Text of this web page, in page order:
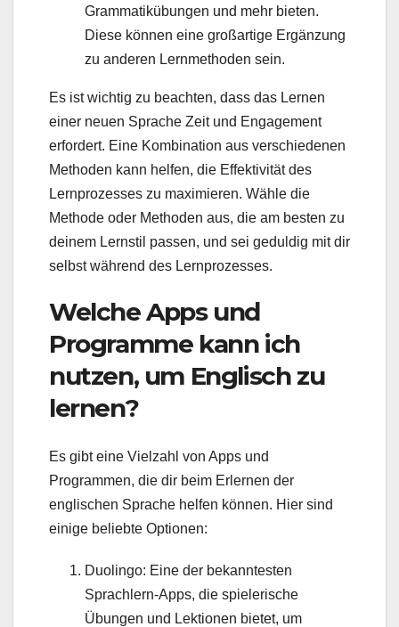
Grammatikübungen und mehr bieten.
Diese können eine großartige Ergänzung
zu anderen Lernmethoden sein.
Es ist wichtig zu beachten, dass das Lernen
einer neuen Sprache Zeit und Engagement
erfordert. Eine Kombination aus verschiedenen
Methoden kann helfen, die Effektivität des
Lernprozesses zu maximieren. Wähle die
Methode oder Methoden aus, die am besten zu
deinem Lernstil passen, und sei geduldig mit dir
selbst während des Lernprozesses.
Welche Apps und
Programme kann ich
nutzen, um Englisch zu
lernen?
Es gibt eine Vielzahl von Apps und
Programmen, die dir beim Erlernen der
englischen Sprache helfen können. Hier sind
einige beliebte Optionen:
Duolingo: Eine der bekanntesten
Sprachlern-Apps, die spielerische
Übungen und Lektionen bietet, um